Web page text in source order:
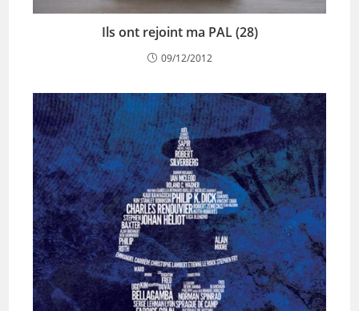
Ils ont rejoint ma PAL (28)
09/12/2012